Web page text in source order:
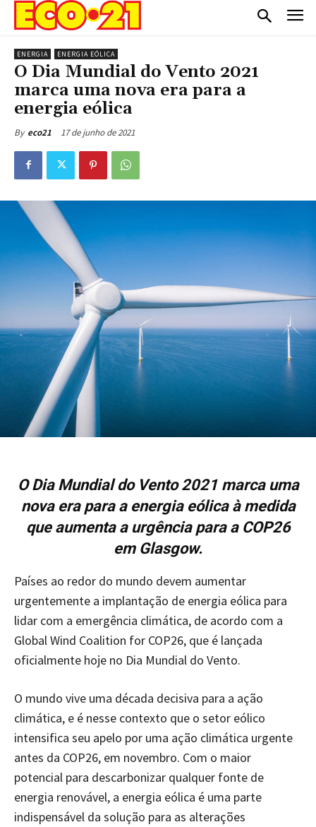
ENERGIA ENERGIA EÓLICA
O Dia Mundial do Vento 2021
marca uma nova era para a
energia eólica
By eco21 17 de junho de 2021
O Dia Mundial do Vento 2021 marca uma
nova era para a energia eólica à medida
que aumenta a urgência para a COP26
em Glasgow.
Países ao redor do mundo devem aumentar
urgentemente a implantação de energia eólica para
lidar com a emergência climática, de acordo com a
Global Wind Coalition for COP26, que é lançada
oficialmente hoje no Dia Mundial do Vento.
O mundo vive uma década decisiva para a ação
climática, e é nesse contexto que o setor eólico
intensifica seu apelo por uma ação climática urgente
antes da COP26, em novembro. Com o maior
potencial para descarbonizar qualquer fonte de
energia renovável, a energia eólica é uma parte
indispensável da solução para as alterações